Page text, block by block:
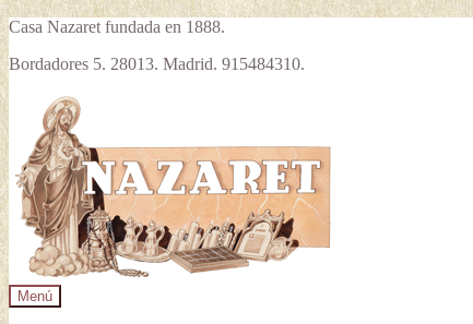
Casa Nazaret fundada en 1888.
Bordadores 5. 28013. Madrid. 915484310.
la
navegación
contenido
Menú